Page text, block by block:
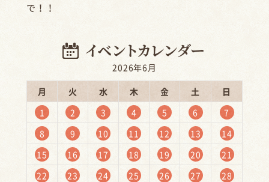
で！！
2026年6月
月
火 水 木 金 土
日
1
2 3 4 5 6
7
8
9 10 11 12 13
14
15
16 17 18 19 20
21
22
23 24 25 26 27
28